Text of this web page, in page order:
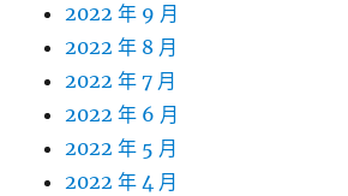
2022 年 9 月
2022 年 8 月
2022 年 7 月
2022 年 6 月
2022 年 5 月
2022 年 4 月